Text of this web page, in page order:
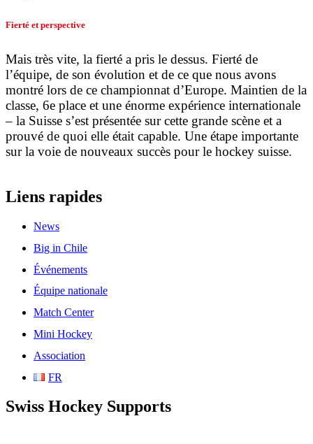
Fierté et perspective
Mais très vite, la fierté a pris le dessus. Fierté de
l’équipe, de son évolution et de ce que nous avons
montré lors de ce championnat d’Europe. Maintien de la
classe, 6e place et une énorme expérience internationale
– la Suisse s’est présentée sur cette grande scène et a
prouvé de quoi elle était capable. Une étape importante
sur la voie de nouveaux succès pour le hockey suisse.
Liens rapides
News
Big in Chile
Événements
Équipe nationale
Match Center
Mini Hockey
Association
FR
Swiss Hockey Supports